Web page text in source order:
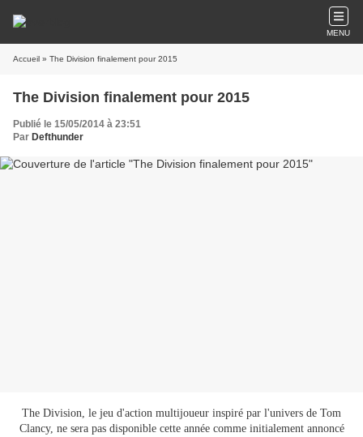
MENU
Accueil » The Division finalement pour 2015
The Division finalement pour 2015
Publié le 15/05/2014 à 23:51
Par Defthunder
The Division, le jeu d'action multijoueur inspiré par l'univers de Tom
Clancy, ne sera pas disponible cette année comme initialement annoncé